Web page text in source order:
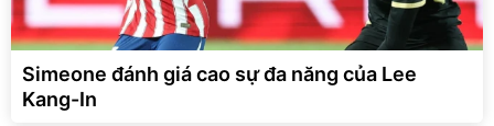
Simeone đánh giá cao sự đa năng của Lee
Kang-In